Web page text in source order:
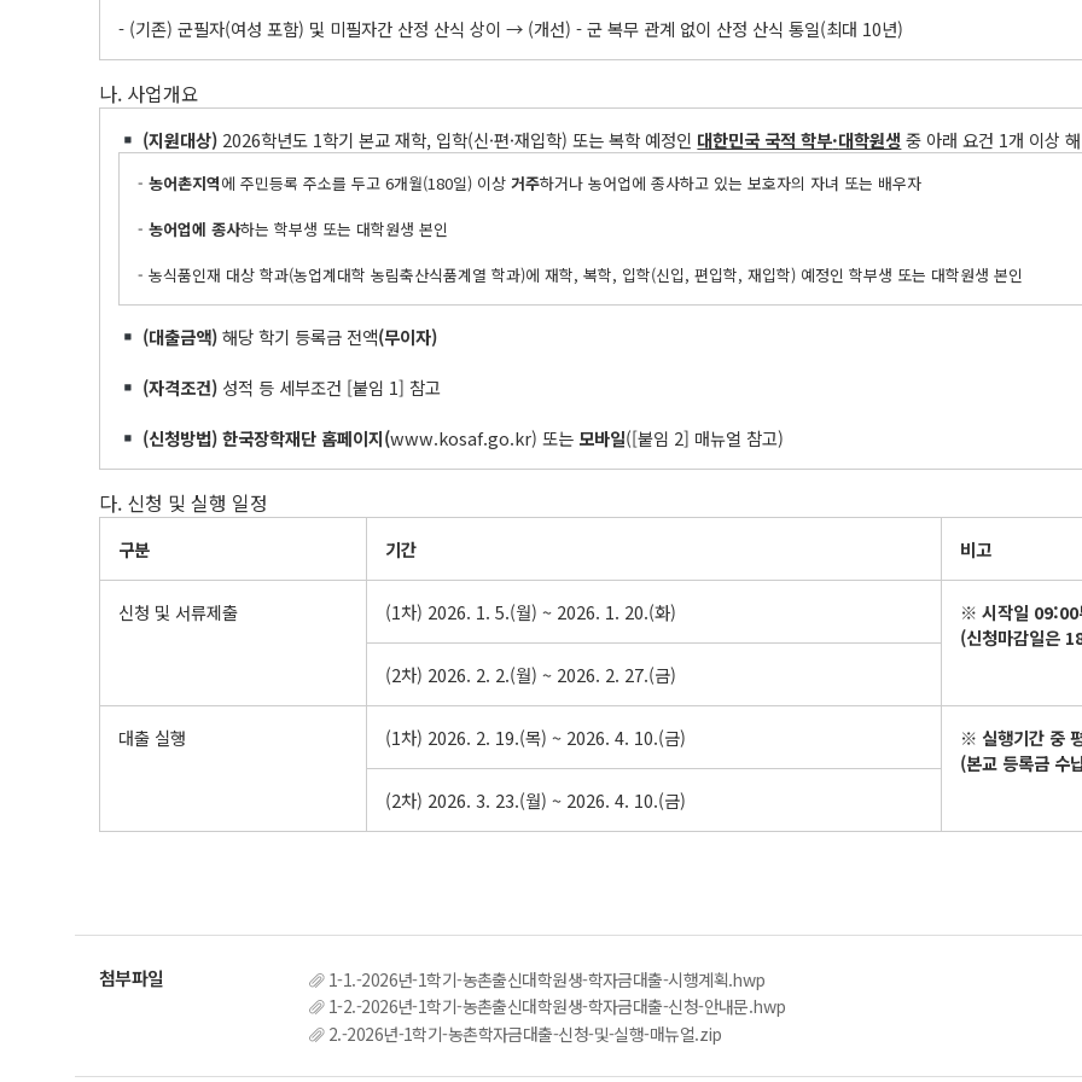
- (기존) 군필자(여성 포함) 및 미필자간 산정 산식 상이 → (개선) - 군 복무 관계 없이 산정 산식 통일(최대 10년)
나. 사업개요
(지원대상) 2026학년도 1학기 본교 재학, 입학(신·편·재입학) 또는 복학 예정인 대한민국 국적 학부·대학원생 중 아래 요건 1개 이상
- 농어촌지역에 주민등록 주소를 두고 6개월(180일) 이상 거주하거나 농어업에 종사하고 있는 보호자의 자녀 또는 배우자
- 농어업에 종사하는 학부생 또는 대학원생 본인
- 농식품인재 대상 학과(농업계대학 농림축산식품계열 학과)에 재학, 복학, 입학(신입, 편입학, 재입학) 예정인 학부생 또는 대학원생 본인
(대출금액)해당 학기 등록금 전액(무이자)
(자격조건) 성적 등 세부조건 [붙임 1] 참고
(신청방법)한국장학재단 홈페이지(www.kosaf.go.kr) 또는 모바일([붙임 2] 매뉴얼 참고)
다. 신청 및 실행 일정
구분 기간 비고
신청 및 서류제출 (1차) 2026. 1. 5.(월) ~ 2026. 1. 20.(화) ※ 시작일 09:00
(신청마감일은
(2차) 2026. 2. 2.(월) ~ 2026. 2. 27.(금)
대출 실행 (1차) 2026. 2. 19.(목) ~ 2026. 4. 10.(금) ※ 실행기간 중
(본교 등록금 수
(2차) 2026. 3. 23.(월) ~ 2026. 4. 10.(금)
1-1.-2026년-1학기-농촌출신대학원생-학자금대출-시행계획.hwp
1-2.-2026년-1학기-농촌출신대학원생-학자금대출-신청-안내문.hwp
2.-2026년-1학기-농촌학자금대출-신청-및-실행-매뉴얼.zip